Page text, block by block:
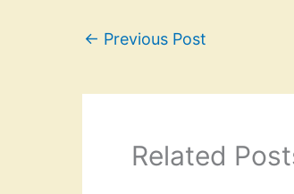
← Previous Post
Related